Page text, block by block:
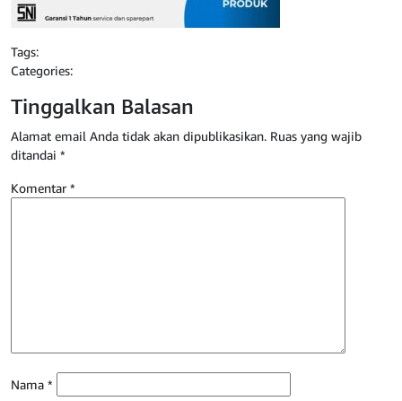
Tags:
Categories:
Tinggalkan Balasan
Alamat email Anda tidak akan dipublikasikan. Ruas yang wajib
ditandai *
Komentar *
Nama *